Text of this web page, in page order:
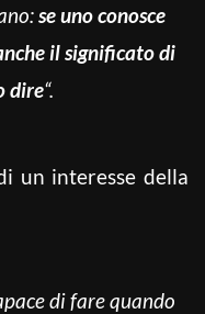
se uno conosce
il significato di
dire“.
un interesse della
di fare quando